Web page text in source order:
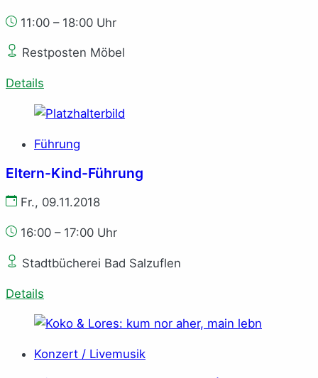
11:00 – 18:00 Uhr
Restposten Möbel
Details
Führung
Eltern-Kind-Führung
Fr., 09.11.2018
16:00 – 17:00 Uhr
Stadtbücherei Bad Salzuflen
Details
Konzert / Livemusik